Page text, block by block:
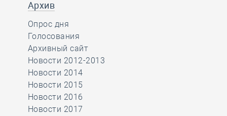
Архив
Опрос дня
Голосования
Архивный сайт
Новости 2012-2013
Новости 2014
Новости 2015
Новости 2016
Новости 2017